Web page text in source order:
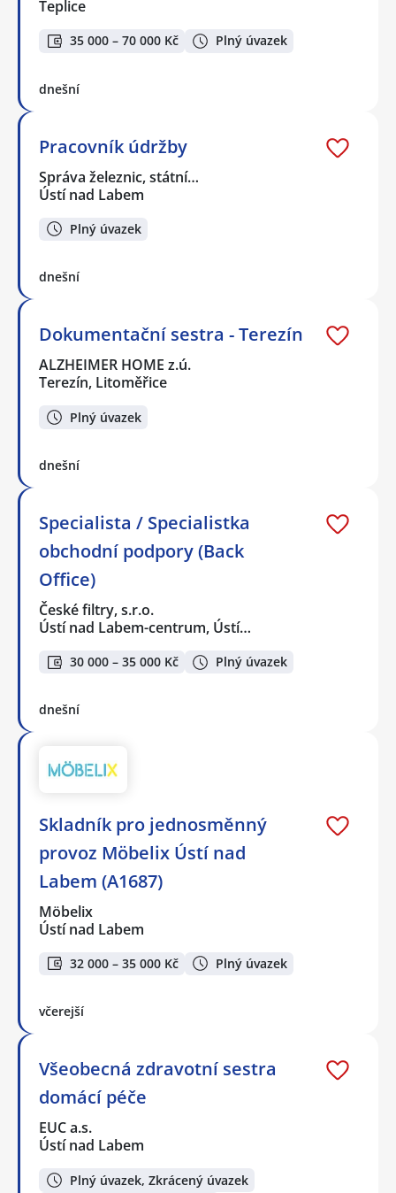
Teplice
35 000 – 70 000 Kč Plný úvazek
dnešní
Pracovník údržby
Správa železnic, státní…
Ústí nad Labem
Plný úvazek
dnešní
Dokumentační sestra - Terezín
ALZHEIMER HOME z.ú.
Terezín, Litoměřice
Plný úvazek
dnešní
Specialista / Specialistka
obchodní podpory (Back
Office)
České filtry, s.r.o.
Ústí nad Labem-centrum, Ústí…
30 000 – 35 000 Kč Plný úvazek
dnešní
Skladník pro jednosměnný
provoz Möbelix Ústí nad
Labem (A1687)
Möbelix
Ústí nad Labem
32 000 – 35 000 Kč Plný úvazek
včerejší
Všeobecná zdravotní sestra
domácí péče
EUC a.s.
Ústí nad Labem
Plný úvazek, Zkrácený úvazek